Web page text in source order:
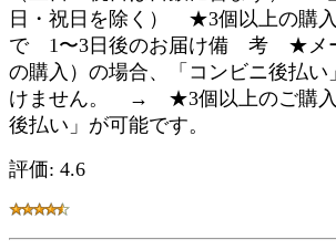
日・祝日を除く） ★3個以上の購
で 1〜3日後のお届け備 考 ★メ
の購入）の場合、「コンビニ後払い
けません。 → ★3個以上のご購入
後払い」が可能です。
評価: 4.6